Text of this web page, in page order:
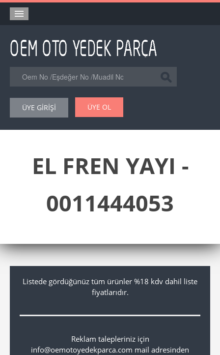
Orjinal Yedek Parça
Eşdeğer Muadil Yedek Parça
Şase Numarası VIN Yedekparça Sorgulama
Hakkımızda
Forum
ÜYE GİRİŞİ ÜYE OL
EL FREN YAYI -
0011444053
Listede gördüğünüz tüm ürünler %18 kdv dahil liste
fiyatlarıdır.
Reklam talepleriniz için
info@oemotoyedekparca.com mail adresinden